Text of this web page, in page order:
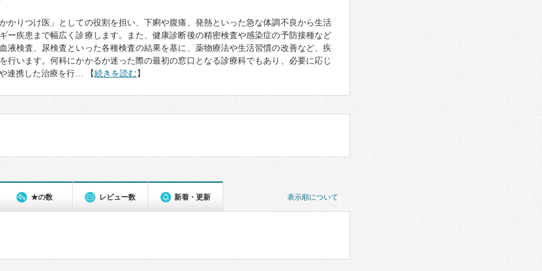
かりつけ医」としての役割を担い、下痢や腹痛、発熱といった急な体調不良から生活
ー疾患まで幅広く診療します。また、健康診断後の精密検査や感染症の予防接種など
液検査、尿検査といった各種検査の結果を基に、薬物療法や生活習慣の改善など、疾
行います。何科にかかるか迷った際の最初の窓口となる診療科でもあり、必要に応じ
連携した治療を行… 【続きを読む】
表示順について
★の数 レビュー数 新着・更新